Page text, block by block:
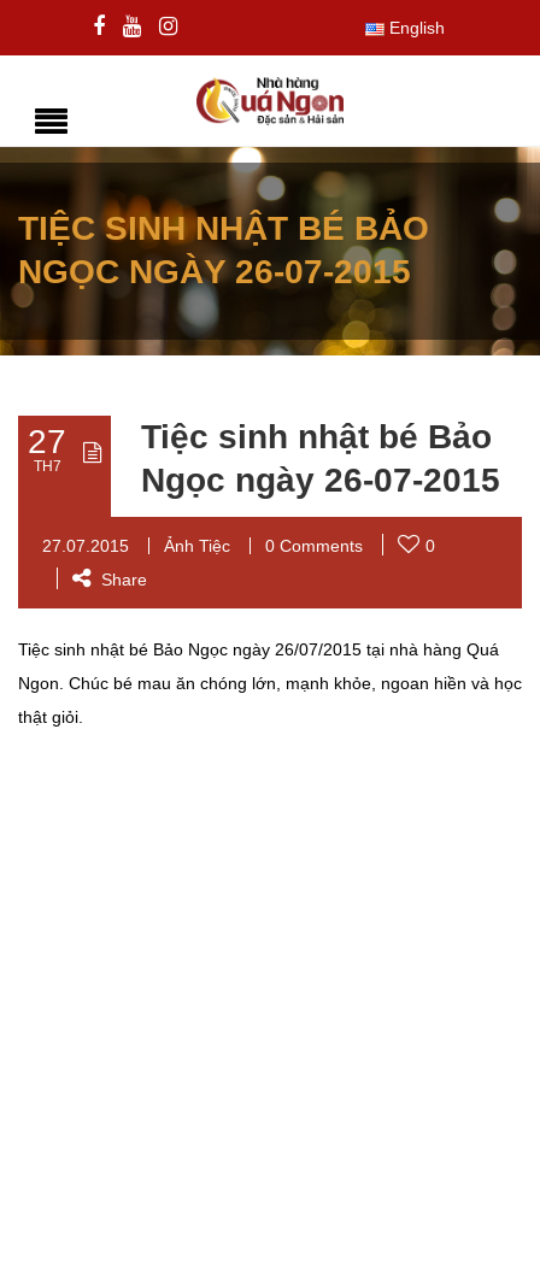
English
TIỆC SINH NHẬT BÉ BẢO
NGỌC NGÀY 26-07-2015
27
TH7
Tiệc sinh nhật bé Bảo
Ngọc ngày 26-07-2015
27.07.2015 Ảnh Tiệc 0 Comments
0
Share
Tiệc sinh nhật bé Bảo Ngọc ngày 26/07/2015 tại nhà hàng Quá
Ngon. Chúc bé mau ăn chóng lớn, mạnh khỏe, ngoan hiền và học
thật giỏi.